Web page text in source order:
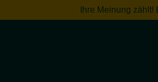
Ihre Meinung